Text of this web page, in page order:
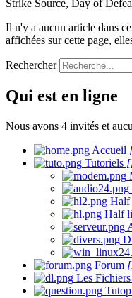
Strike Source, Day of
Il n'y a aucun article dans
affichées sur cette page,
Rechercher
Qui est en ligne
Nous avons 4 invités et
Accueil
Tutoriels
Half
Half
Forum
Les Fichiers